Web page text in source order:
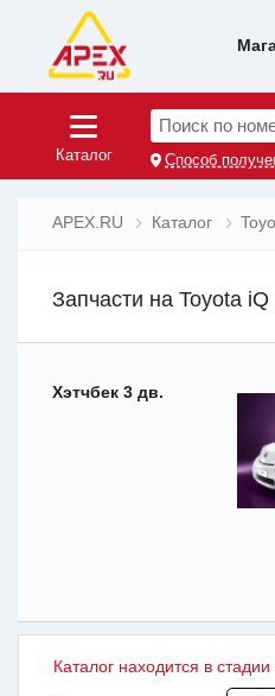
Каталог
Поиск по
Способ
APEX.RU Каталог
Запчасти на Toyota iQ
Хэтчбек 3 дв.
Каталог находится в